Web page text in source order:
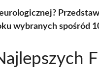
wybranych spośród